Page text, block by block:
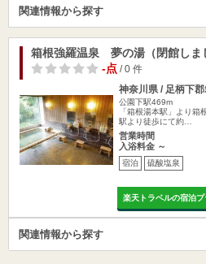
関連情報から探す
箱根強羅温泉 夢の湯（閉館しま
-点/ 0 件
神奈川県 / 足柄下
公園下駅469m
「箱根湯本駅」より
駅より徒歩にて約…
営業時間
入浴料金 ～
宿泊 硫酸塩泉
楽天トラベルの宿泊プ
関連情報から探す